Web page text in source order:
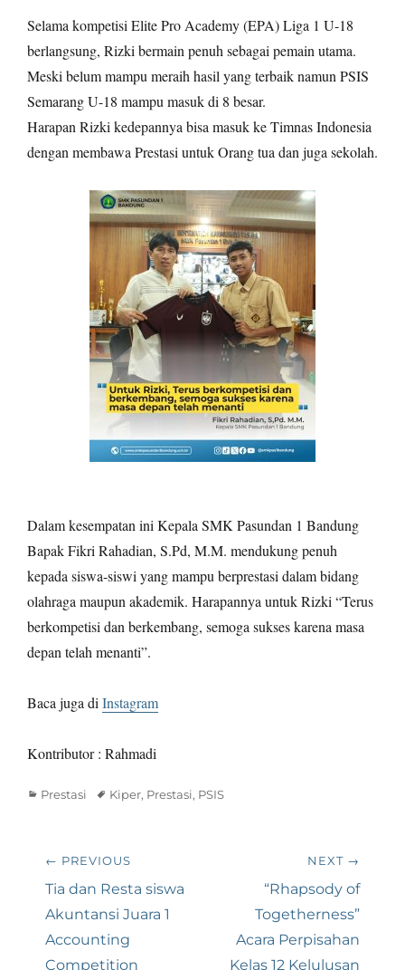
Selama kompetisi Elite Pro Academy (EPA) Liga 1 U-18
berlangsung, Rizki bermain penuh sebagai pemain utama.
Meski belum mampu meraih hasil yang terbaik namun PSIS
Semarang U-18 mampu masuk di 8 besar.
Harapan Rizki kedepannya bisa masuk ke Timnas Indonesia
dengan membawa Prestasi untuk Orang tua dan juga sekolah.
Dalam kesempatan ini Kepala SMK Pasundan 1 Bandung
Bapak Fikri Rahadian, S.Pd, M.M. mendukung penuh
kepada siswa-siswi yang mampu berprestasi dalam bidang
olahraga maupun akademik. Harapannya untuk Rizki “Terus
berkompetisi dan berkembang, semoga sukses karena masa
depan telah menanti”.
Baca juga di Instagram
Kontributor : Rahmadi
Categories
Prestasi TagsKiper, Prestasi, PSIS
Navigasi
pos
← PREVIOUS
Previous
post:
Tia dan Resta siswa
Akuntansi Juara 1
Accounting
Competition
NEXT →
“Rhapsody of
Togetherness”
Acara Perpisahan
Kelas 12 Kelulusan